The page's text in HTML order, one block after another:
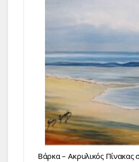
Βάρκα – Ακρυλικός Πίνακας